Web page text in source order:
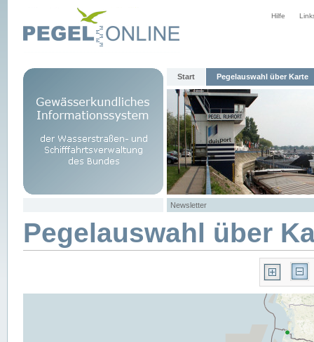
Hilfe
Start Pegelauswahl über Karte
Newsletter
Pegelauswahl über